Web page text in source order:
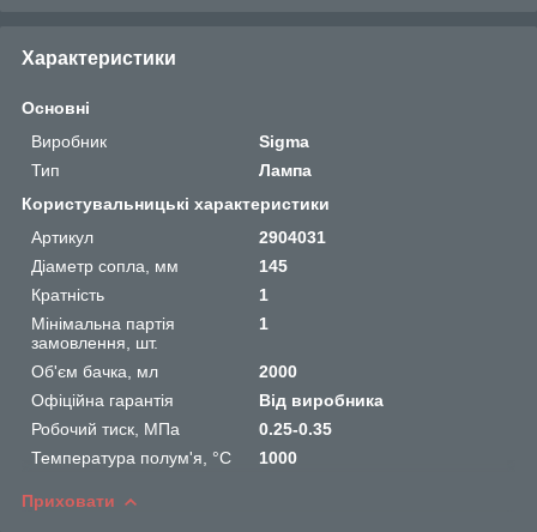
Характеристики
Основні
Виробник
Sigma
Тип
Лампа
Користувальницькі характеристики
Артикул
2904031
Діаметр сопла, мм
145
Кратність
1
Мінімальна партія
замовлення, шт.
1
Об'єм бачка, мл
2000
Офіційна гарантія
Від виробника
Робочий тиск, МПа
0.25-0.35
Температура полум'я, °C
1000
Приховати